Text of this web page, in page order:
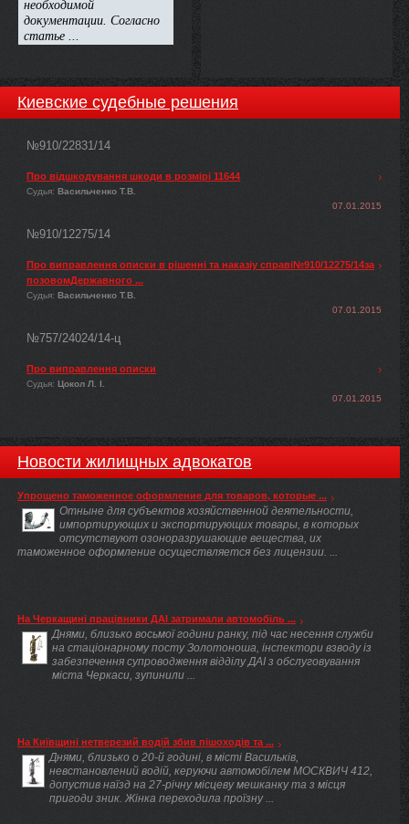
Киевские судебные решения
№910/22831/14
Про відшкодування шкоди в розмірі 11644
Судья: Васильченко Т.В.
07.01.2015
№910/12275/14
Про виправлення описки в рішенні та наказіу справі№910/12275/14за
позовомДержавного ...
Судья: Васильченко Т.В.
07.01.2015
№757/24024/14-ц
Про виправлення описки
Судья: Цокол Л. І.
07.01.2015
Новости жилищных адвокатов
Упрощено таможенное оформление для товаров, которые ...
Отныне для субъектов хозяйственной деятельности,
импортирующих и экспортирующих товары, в которых
отсутствуют озоноразрушающие вещества, их
таможенное оформление осуществляется без лицензии. ...
На Черкащині працівники ДАІ затримали автомобіль ...
Днями, близько восьмої години ранку, під час несення служби
на стаціонарному посту Золотоноша, інспектори взводу із
забезпечення супроводження відділу ДАІ з обслуговування
міста Черкаси, зупинили ...
На Київщині нетверезий водій збив пішоходів та ...
Днями, близько о 20-й годині, в місті Васильків,
невстановлений водій, керуючи автомобілем МОСКВИЧ 412,
допустив наїзд на 27-річну місцеву мешканку та з місця
пригоди зник. Жінка переходила проїзну ...